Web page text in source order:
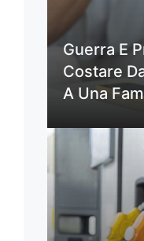
Guerra E
Costare
A Una